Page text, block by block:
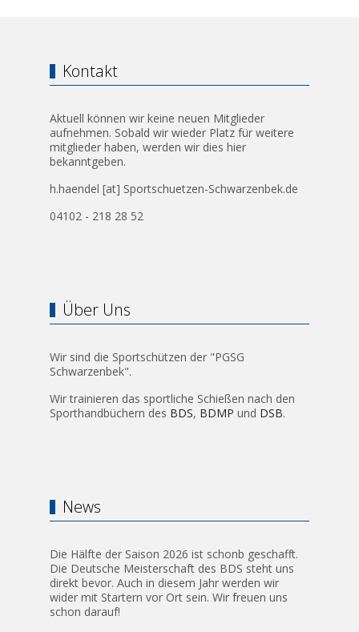
Kontakt
Aktuell können wir keine neuen Mitglieder
aufnehmen. Sobald wir wieder Platz für weitere
mitglieder haben, werden wir dies hier
bekanntgeben.
h.haendel [at] Sportschuetzen-Schwarzenbek.de
04102 - 218 28 52
Über Uns
Wir sind die Sportschützen der "PGSG
Schwarzenbek".
Wir trainieren das sportliche Schießen nach den
Sporthandbüchern des BDS, BDMP und DSB.
News
Die Hälfte der Saison 2026 ist schonb geschafft.
Die Deutsche Meisterschaft des BDS steht uns
direkt bevor. Auch in diesem Jahr werden wir
wider mit Startern vor Ort sein. Wir freuen uns
schon darauf!